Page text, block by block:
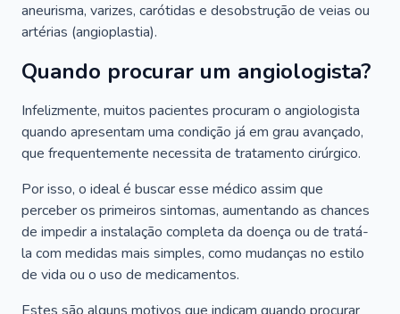
aneurisma, varizes, carótidas e desobstrução de veias ou
artérias (angioplastia).
Quando procurar um angiologista?
Infelizmente, muitos pacientes procuram o angiologista
quando apresentam uma condição já em grau avançado,
que frequentemente necessita de tratamento cirúrgico.
Por isso, o ideal é buscar esse médico assim que
perceber os primeiros sintomas, aumentando as chances
de impedir a instalação completa da doença ou de tratá-
la com medidas mais simples, como mudanças no estilo
de vida ou o uso de medicamentos.